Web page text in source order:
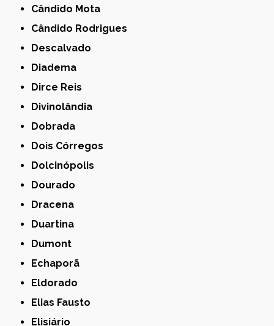
Cândido Mota
Cândido Rodrigues
Descalvado
Diadema
Dirce Reis
Divinolândia
Dobrada
Dois Córregos
Dolcinópolis
Dourado
Dracena
Duartina
Dumont
Echaporã
Eldorado
Elias Fausto
Elisiário